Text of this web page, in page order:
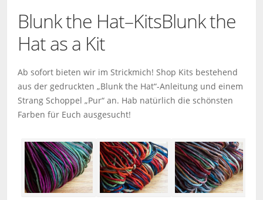
Blunk the Hat–KitsBlunk the
Hat as a Kit
Ab sofort bieten wir im Strickmich! Shop Kits bestehend
aus der gedruckten „Blunk the Hat“-Anleitung und einem
Strang Schoppel „Pur“ an. Hab natürlich die schönsten
Farben für Euch ausgesucht!